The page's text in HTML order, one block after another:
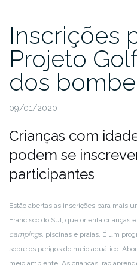
Inscrições
Projeto
dos
09/01/2020
Crianças com
podem se
participantes
Estão abertas as inscrições para mais
Francisco do Sul, que orienta crianças
campings, piscinas e praias. É um
sobre os perigos do meio aquático.
meio ambiente. As crianças irão